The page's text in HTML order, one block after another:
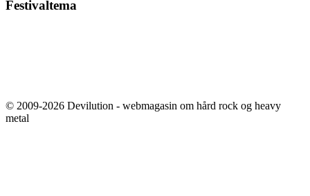
Festivaltema
© 2009-2026 Devilution - webmagasin om hård rock og heavy
metal